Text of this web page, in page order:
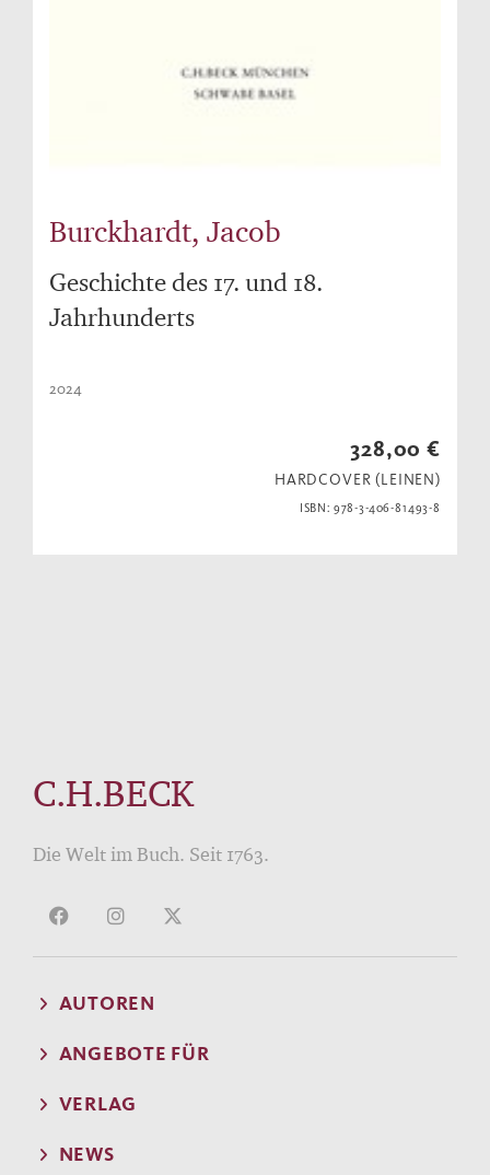
Burckhardt, Jacob
Geschichte des 17. und 18.
Jahrhunderts
2024
328,00 €
HARDCOVER (LEINEN)
ISBN: 978-3-406-81493-8
C.H.BECK
Die Welt im Buch. Seit 1763.
AUTOREN
ANGEBOTE FÜR
VERLAG
NEWS